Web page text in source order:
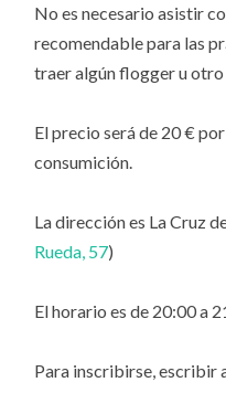
No es necesario asistir
recomendable para las
traer algún flogger u
El precio será de 20 €
consumición.
La dirección es La Cruz
Rueda, 57)
El horario es de 20:00 a
Para inscribirse, escribir